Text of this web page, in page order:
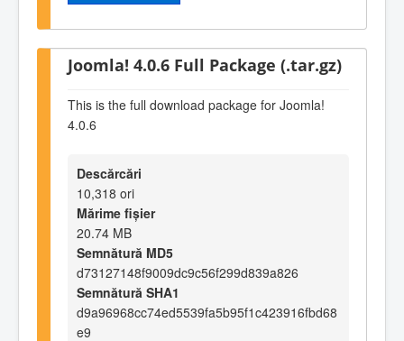
Joomla! 4.0.6 Full Package (.tar.gz)
This is the full download package for Joomla!
4.0.6
Descărcări
10,318 ori
Mărime fișier
20.74 MB
Semnătură MD5
d73127148f9009dc9c56f299d839a826
Semnătură SHA1
d9a96968cc74ed5539fa5b95f1c423916fbd68
e9